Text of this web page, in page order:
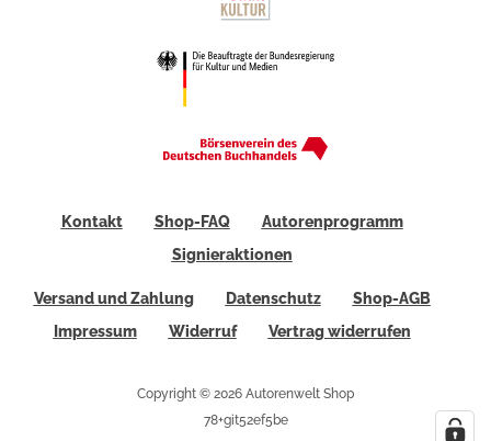
Kontakt Shop-FAQ
Autorenprogramm
Signieraktionen
Versand und Zahlung Datenschutz
Shop-AGB
Impressum
Widerruf Vertrag widerrufen
Copyright © 2026 Autorenwelt Shop
78+git52ef5be